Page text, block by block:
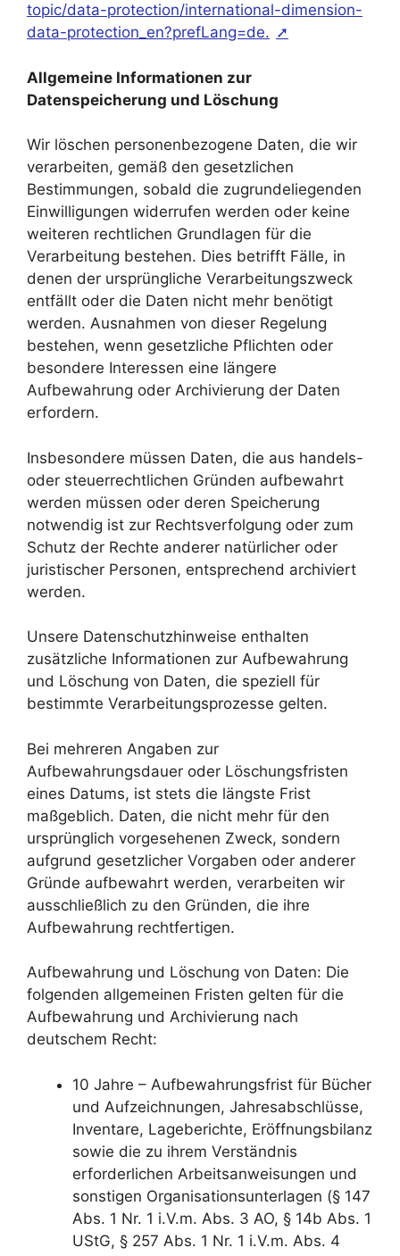
topic/data-protection/international-dimension-
data-protection_en?prefLang=de.
Allgemeine Informationen zur
Datenspeicherung und Löschung
Wir löschen personenbezogene Daten, die wir
verarbeiten, gemäß den gesetzlichen
Bestimmungen, sobald die zugrundeliegenden
Einwilligungen widerrufen werden oder keine
weiteren rechtlichen Grundlagen für die
Verarbeitung bestehen. Dies betrifft Fälle, in
denen der ursprüngliche Verarbeitungszweck
entfällt oder die Daten nicht mehr benötigt
werden. Ausnahmen von dieser Regelung
bestehen, wenn gesetzliche Pflichten oder
besondere Interessen eine längere
Aufbewahrung oder Archivierung der Daten
erfordern.
Insbesondere müssen Daten, die aus handels-
oder steuerrechtlichen Gründen aufbewahrt
werden müssen oder deren Speicherung
notwendig ist zur Rechtsverfolgung oder zum
Schutz der Rechte anderer natürlicher oder
juristischer Personen, entsprechend archiviert
werden.
Unsere Datenschutzhinweise enthalten
zusätzliche Informationen zur Aufbewahrung
und Löschung von Daten, die speziell für
bestimmte Verarbeitungsprozesse gelten.
Bei mehreren Angaben zur
Aufbewahrungsdauer oder Löschungsfristen
eines Datums, ist stets die längste Frist
maßgeblich. Daten, die nicht mehr für den
ursprünglich vorgesehenen Zweck, sondern
aufgrund gesetzlicher Vorgaben oder anderer
Gründe aufbewahrt werden, verarbeiten wir
ausschließlich zu den Gründen, die ihre
Aufbewahrung rechtfertigen.
Aufbewahrung und Löschung von Daten: Die
folgenden allgemeinen Fristen gelten für die
Aufbewahrung und Archivierung nach
deutschem Recht:
10 Jahre – Aufbewahrungsfrist für Bücher
und Aufzeichnungen, Jahresabschlüsse,
Inventare, Lageberichte, Eröffnungsbilanz
sowie die zu ihrem Verständnis
erforderlichen Arbeitsanweisungen und
sonstigen Organisationsunterlagen (§ 147
Abs. 1 Nr. 1 i.V.m. Abs. 3 AO, § 14b Abs. 1
UStG, § 257 Abs. 1 Nr. 1 i.V.m. Abs. 4